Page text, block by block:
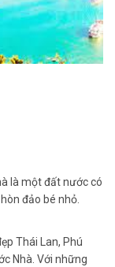
là một đất nước có
đảo bé nhỏ.
Thái Lan, Phú
Nhà. Với những